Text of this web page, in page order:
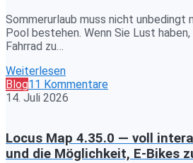
Sommerurlaub muss nicht unbedingt
Pool bestehen. Wenn Sie Lust
Fahrrad zu…
Weiterlesen
Blog11 Kommentare
14. Juli 2026
Locus Map 4.35.0 — voll
und die Möglichkeit, E-Bikes